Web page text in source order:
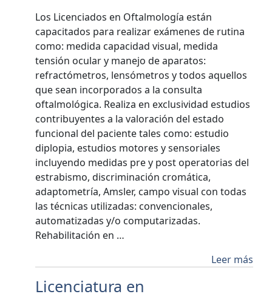
Los Licenciados en Oftalmología están
capacitados para realizar exámenes de rutina
como: medida capacidad visual, medida
tensión ocular y manejo de aparatos:
refractómetros, lensómetros y todos aquellos
que sean incorporados a la consulta
oftalmológica. Realiza en exclusividad estudios
contribuyentes a la valoración del estado
funcional del paciente tales como: estudio
diplopia, estudios motores y sensoriales
incluyendo medidas pre y post operatorias del
estrabismo, discriminación cromática,
adaptometría, Amsler, campo visual con todas
las técnicas utilizadas: convencionales,
automatizadas y/o computarizadas.
Rehabilitación en …
Leer más
Licenciatura en